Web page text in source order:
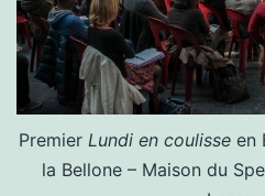
Premier Lundi en coulisseen
la Bellone – Maison du